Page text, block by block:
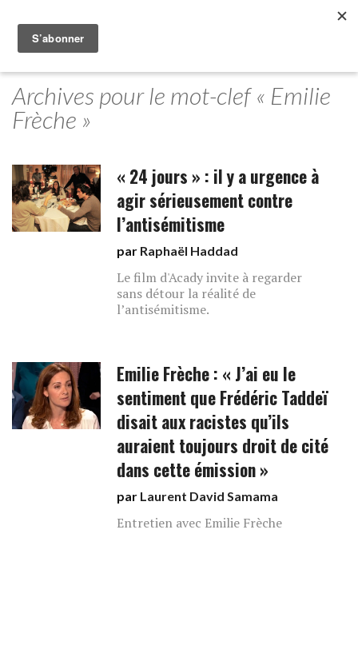
Archives pour le mot-clef « Emilie
Frèche »
« 24 jours » : il y a urgence à
agir sérieusement contre
l’antisémitisme
par Raphaël Haddad
Le film d'Acady invite à regarder
sans détour la réalité de
l’antisémitisme.
Emilie Frèche : « J’ai eu le
sentiment que Frédéric Taddeï
disait aux racistes qu’ils
auraient toujours droit de cité
dans cette émission »
par Laurent David Samama
Entretien avec Emilie Frèche